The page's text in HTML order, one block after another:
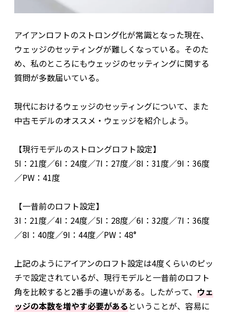
アイアンロフトのストロング化が常識となった現在、
ウェッジのセッティングが難しくなっている。そのた
め、私のところにもウェッジのセッティングに関する
質問が多数届いている。
現代におけるウェッジのセッティングについて、また
中古モデルのオススメ・ウェッジを紹介しよう。
【現行モデルのストロングロフト設定】
5I：21度／6I：24度／7I：27度／8I：31度／9I：36度
／PW：41度
【一昔前のロフト設定】
3I：21度／4I：24度／5I：28度／6I：32度／7I：36度
／8I：40度／9I：44度／PW：48°
上記のようにアイアンのロフト設定は4度くらいのピッ
チで設定されているが、現行モデルと一昔前のロフト
角を比較すると2番手の違いがある。したがって、 ウェ
ッジの本数を増やす必要があるということが、容易に